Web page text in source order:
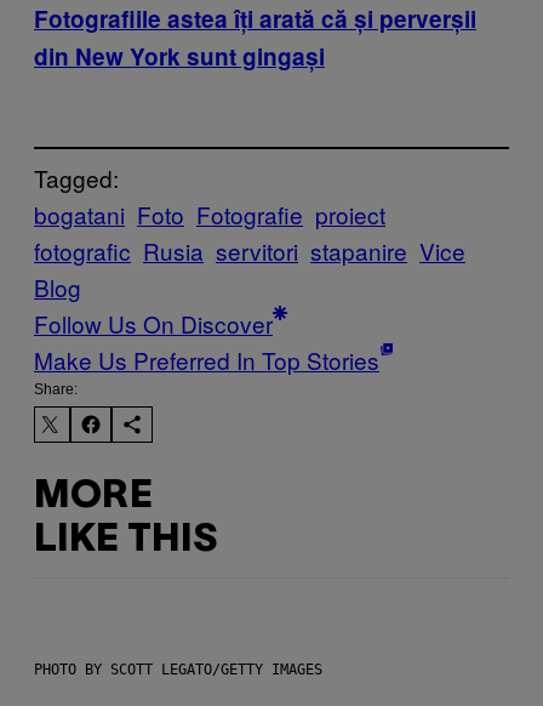
Fotografiile astea îți arată că și perverșii
din New York sunt gingași
Tagged:
bogatani Foto Fotografie proiect
fotografic Rusia servitori stapanire Vice
Blog
Follow Us On Discover
Make Us Preferred In Top Stories
Share:
MORE
LIKE THIS
PHOTO BY SCOTT LEGATO/GETTY IMAGES